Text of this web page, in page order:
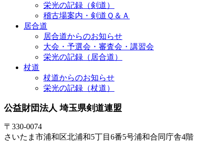
栄光の記録（剣道）
稽古場案内・剣道Ｑ＆Ａ
居合道
居合道からのお知らせ
大会・予選会・審査会・講習会
栄光の記録（居合道）
杖道
杖道からのお知らせ
栄光の記録（杖道）
公益財団法人 埼玉県剣道連盟
〒330-0074
さいたま市浦和区北浦和5丁目6番5号浦和合同庁舎4階